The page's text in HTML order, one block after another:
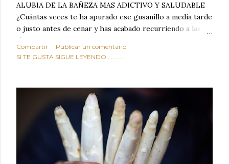
ALUBIA DE LA BAÑEZA MAS ADICTIVO Y SALUDABLE
¿Cuántas veces te ha apurado ese gusanillo a media tarde
o justo antes de cenar y has acabado recurriendo a las
típicas patatas de bolsa, frutos secos fritos o snacks
ultraprocesados llenos de grasas saturadas y sodio?
sabroso, con ese toque tostado y crujiente que tanto nos
satisface. Estas alubias crujientes al horno van a cambiar
por completo tu forma de ver las legumbres. Olvídate de
asociar las alubias únicamente a los guisos tradicionales y
copiosos de invierno. Con esta receta simple pero
revolucionaria, transformaremos un ingrediente tan
humilde como la alubia de La Bañeza en un snack ligero,
Compartir
Publicar un comentario
SI TE GUSTA SIGUE LEYENDO............